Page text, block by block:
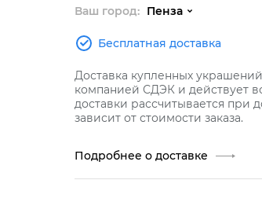
Ваш город: Пенза
Бесплатная доставка
Доставка купленных
компанией СДЭК и действует
доставки рассчитывается при
зависит от стоимости заказа.
Подробнее о доставке